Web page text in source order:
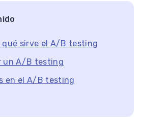
qué sirve el A/B testing
un A/B testing
en el A/B testing